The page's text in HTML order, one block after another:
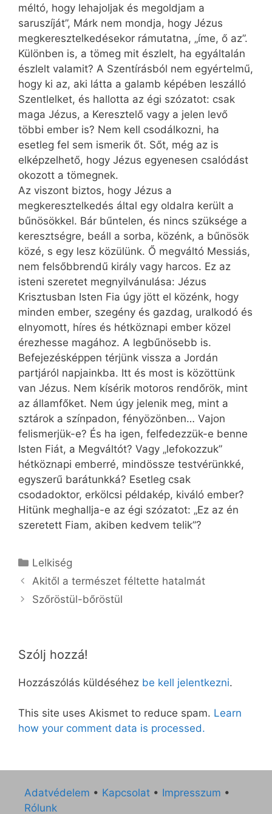
méltó, hogy lehajoljak és megoldjam a
saruszíját”, Márk nem mondja, hogy Jézus
megkeresztelkedésekor rámutatna, „íme, ő az”.
Különben is, a tömeg mit észlelt, ha egyáltalán
észlelt valamit? A Szentírásból nem egyértelmű,
hogy ki az, aki látta a galamb képében leszálló
Szentlelket, és hallotta az égi szózatot: csak
maga Jézus, a Keresztelő vagy a jelen levő
többi ember is? Nem kell csodálkozni, ha
esetleg fel sem ismerik őt. Sőt, még az is
elképzelhető, hogy Jézus egyenesen csalódást
okozott a tömegnek.
Az viszont biztos, hogy Jézus a
megkeresztelkedés által egy oldalra került a
bűnösökkel. Bár bűntelen, és nincs szüksége a
keresztségre, beáll a sorba, közénk, a bűnösök
közé, s egy lesz közülünk. Ő megváltó Messiás,
nem felsőbbrendű király vagy harcos. Ez az
isteni szeretet megnyilvánulása: Jézus
Krisztusban Isten Fia úgy jött el közénk, hogy
minden ember, szegény és gazdag, uralkodó és
elnyomott, híres és hétköznapi ember közel
érezhesse magához. A legbűnösebb is.
Befejezésképpen térjünk vissza a Jordán
partjáról napjainkba. Itt és most is közöttünk
van Jézus. Nem kísérik motoros rendőrök, mint
az államfőket. Nem úgy jelenik meg, mint a
sztárok a színpadon, fényözönben… Vajon
felismerjük-e? És ha igen, felfedezzük-e benne
Isten Fiát, a Megváltót? Vagy „lefokozzuk”
hétköznapi emberré, mindössze testvérünkké,
egyszerű barátunkká? Esetleg csak
csodadoktor, erkölcsi példakép, kiváló ember?
Hitünk meghallja-e az égi szózatot: „Ez az én
szeretett Fiam, akiben kedvem telik”?
Kategória
Lelkiség
Akitől a természet féltette hatalmát
Szőröstül-bőröstül
Szólj hozzá!
Hozzászólás küldéséhez be kell jelentkezni.
This site uses Akismet to reduce spam. Learn
how your comment data is processed.
Adatvédelem • Kapcsolat • Impresszum •
Rólunk